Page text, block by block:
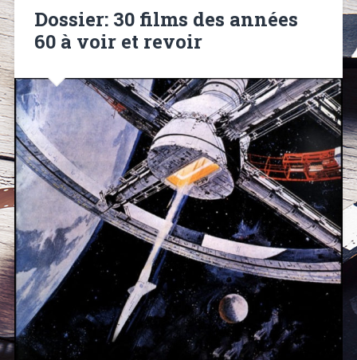
Dossier: 30 films des années
60 à voir et revoir